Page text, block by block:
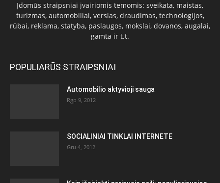
Įdomūs straipsniai įvairiomis temomis: sveikata, maistas,
turizmas, automobiliai, verslas, draudimas, technologijos,
rūbai, reklama, statyba, paslaugos, mokslai, dovanos, augalai,
gamta ir t.t.
POPULIARŪS STRAIPSNIAI
Automobilio aktyvioji sauga
Rgp 9, 2012
SOCIALINIAI TINKLAI INTERNETE
Gru 4, 2012